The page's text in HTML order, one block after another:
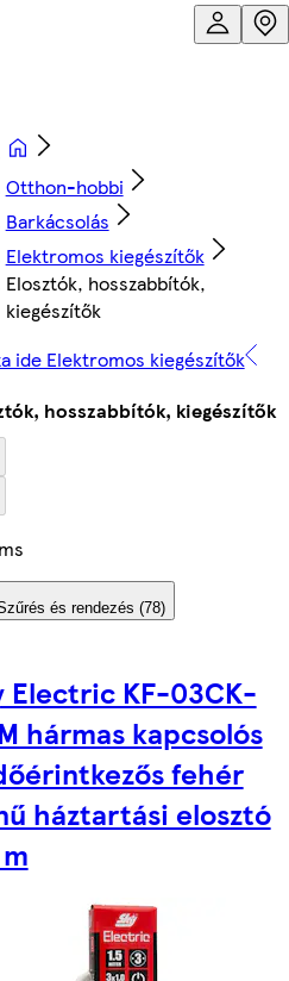
Otthon-hobbi
Barkácsolás
Elektromos kiegészítők
Elosztók, hosszabbítók,
kiegészítők
ide Elektromos kiegészítők
hosszabbítók, kiegészítők
és rendezés (78)
Electric KF-03CK-
hármas kapcsolós
fehér
háztartási elosztó